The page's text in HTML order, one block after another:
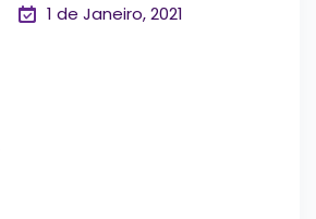
1 de Janeiro, 2021